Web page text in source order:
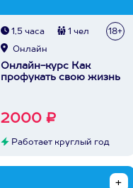
1,5 часа 1 чел 18+
Онлайн
Онлайн-курс Как
профукать свою жизнь
2000 ₽
Работает круглый год